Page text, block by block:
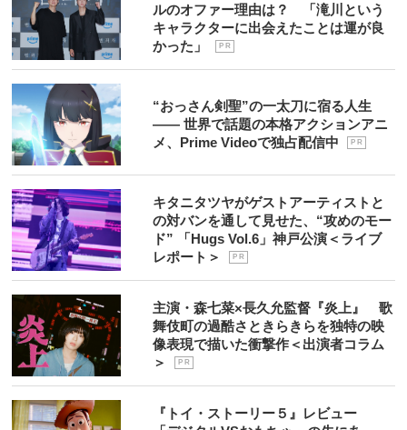
ルのオファー理由は？ 「滝川という
キャラクターに出会えたことは運が良
かった」
P R
“おっさん剣聖”の一太刀に宿る人生
―― 世界で話題の本格アクションアニ
メ、Prime Videoで独占配信中
P R
キタニタツヤがゲストアーティストと
の対バンを通して見せた、“攻めのモー
ド” 「Hugs Vol.6」神戸公演＜ライブ
レポート＞
P R
主演・森七菜×長久允監督『炎上』 歌
舞伎町の過酷さときらきらを独特の映
像表現で描いた衝撃作＜出演者コラム
＞
P R
『トイ・ストーリー５』レビュー